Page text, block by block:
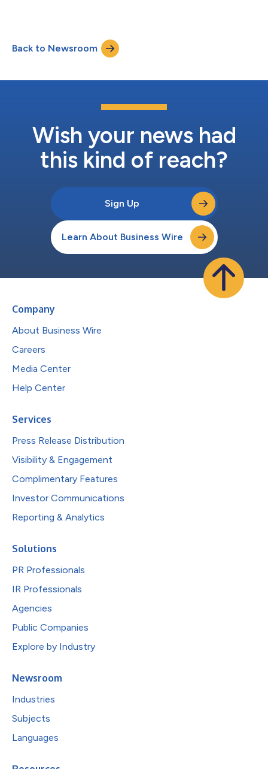
Suqia UAE在Mohammed bin Rashid Al Maktoum全球倡议框架下
负责管理。奖项支持研发可持续解决方案，利用可再生能源应对全
球水资源危机。其目标是解决水资源短缺问题，并改善全球欠发达
型，优先支持运用人工智能与机器学习算法强化主动监测并提升运
紧跟全球技术进步步伐的承诺。 该奖项奖金总额为100万美元，共
设四大类别：创新项目奖、创新研发奖、创新个人奖和创新危机解
Back to Newsroom
Wish your news had
this kind of reach?
Sign Up
Learn About Business Wire
Company
About Business Wire
Careers
Media Center
Help Center
Services
Press Release Distribution
Visibility & Engagement
Complimentary Features
Investor Communications
Reporting & Analytics
Solutions
PR Professionals
IR Professionals
Agencies
Public Companies
Explore by Industry
Newsroom
Industries
Subjects
Languages